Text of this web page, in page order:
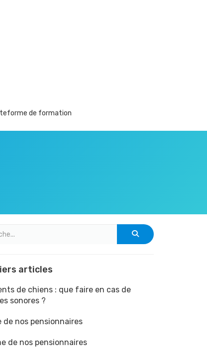
de formation
articles
de chiens : que faire en cas de
sonores ?
de nos pensionnaires
de nos pensionnaires